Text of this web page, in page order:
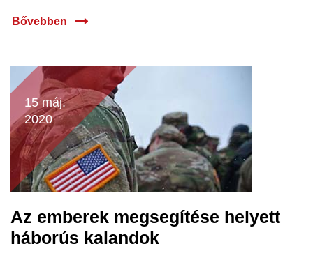
Bővebben
15 máj.
2020
Az emberek megsegítése helyett
háborús kalandok